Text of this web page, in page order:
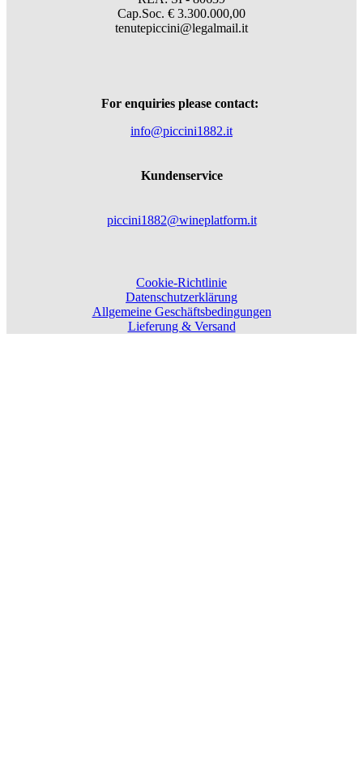
Cap.Soc. € 3.300.000,00
tenutepiccini@legalmail.it
For enquiries please contact:
info@piccini1882.it
Kundenservice
piccini1882@wineplatform.it
Cookie-Richtlinie
Datenschutzerklärung
Allgemeine Geschäftsbedingungen
Lieferung & Versand